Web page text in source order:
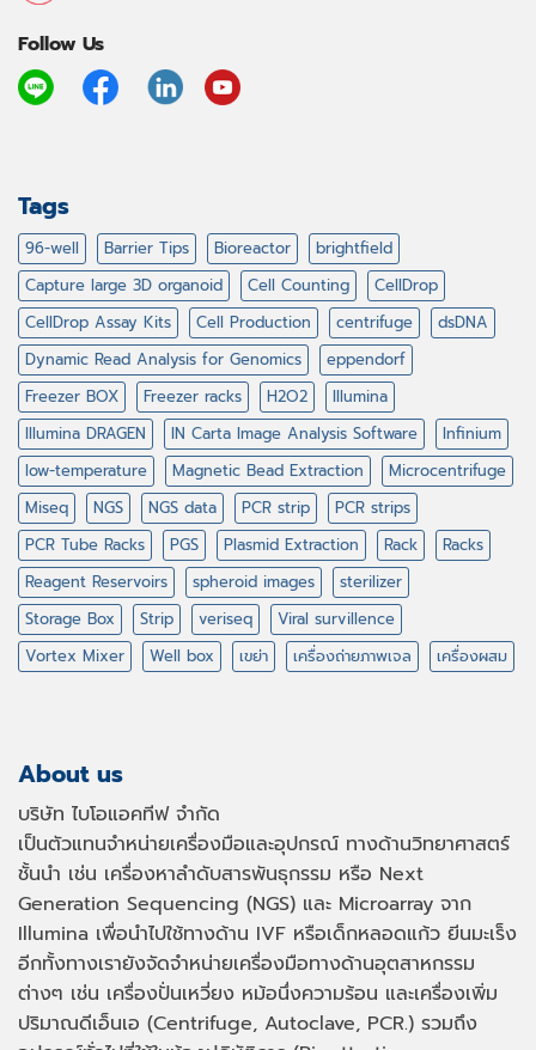
Follow Us
Tags
96-well Barrier Tips Bioreactor
brightfield
Capture large 3D organoid
Cell Counting
CellDrop
CellDrop Assay Kits
Cell Production centrifuge
dsDNA
Dynamic Read Analysis for Genomics
eppendorf
Freezer BOX
Freezer racks H2O2
Illumina
Illumina DRAGEN
IN Carta Image Analysis Software
Infinium
low-temperature
Magnetic Bead Extraction
Microcentrifuge
Miseq
NGS NGS data PCR strip
PCR strips
PCR Tube Racks
PGS Plasmid Extraction Rack
Racks
Reagent Reservoirs
spheroid images
sterilizer
Storage Box
Strip veriseq
Viral survillence
Vortex Mixer
Well box เขย่า เครื่องถ่ายภาพเจล เครื่องผสม
About us
บริษัท ไบโอแอคทีฟ จำกัด
เป็นตัวแทนจำหน่ายเครื่องมือและอุปกรณ์ ทางด้านวิทยาศาสตร์
ชั้นนำ เช่น เครื่องหาลำดับสารพันธุกรรม หรือ Next
Generation Sequencing (NGS) และ Microarray จาก
Illumina เพื่อนำไปใช้ทางด้าน IVF หรือเด็กหลอดแก้ว ยีนมะเร็ง
อีกทั้งทางเรายังจัดจำหน่ายเครื่องมือทางด้านอุตสาหกรรม
ต่างๆ เช่น เครื่องปั่นเหวี่ยง หม้อนึ่งความร้อน และเครื่องเพิ่ม
ปริมาณดีเอ็นเอ (Centrifuge, Autoclave, PCR.) รวมถึง